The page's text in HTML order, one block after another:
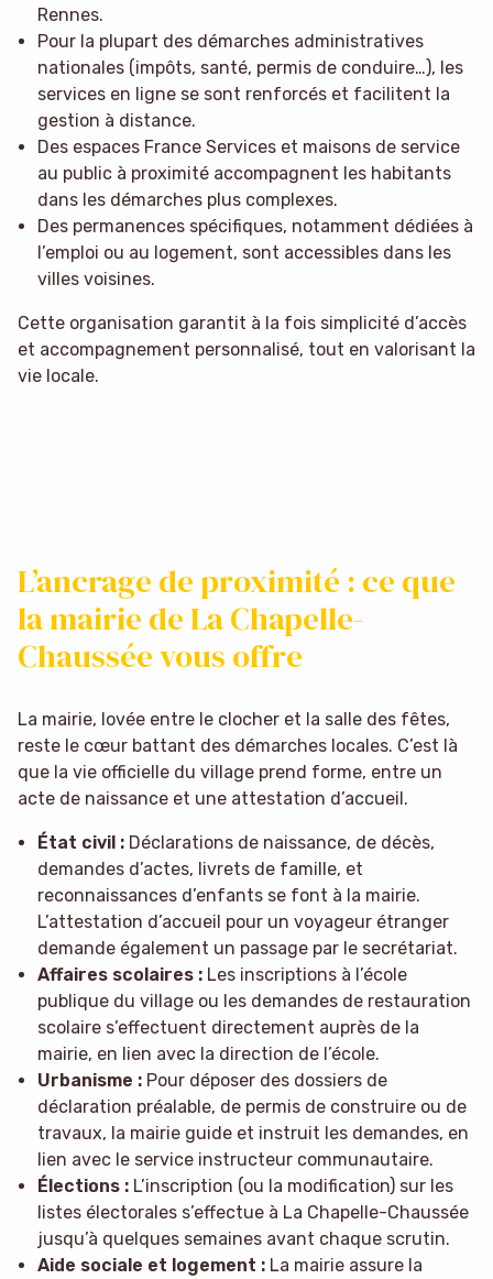
Rennes.
Pour la plupart des démarches administratives
nationales (impôts, santé, permis de conduire…), les
services en ligne se sont renforcés et facilitent la
gestion à distance.
Des espaces France Services et maisons de service
au public à proximité accompagnent les habitants
dans les démarches plus complexes.
Des permanences spécifiques, notamment dédiées à
l’emploi ou au logement, sont accessibles dans les
villes voisines.
Cette organisation garantit à la fois simplicité d’accès
et accompagnement personnalisé, tout en valorisant la
vie locale.
L’ancrage de proximité : ce que
la mairie de La Chapelle-
Chaussée vous offre
La mairie, lovée entre le clocher et la salle des fêtes,
reste le cœur battant des démarches locales. C’est là
que la vie officielle du village prend forme, entre un
acte de naissance et une attestation d’accueil.
État civil :Déclarations de naissance, de décès,
demandes d’actes, livrets de famille, et
reconnaissances d’enfants se font à la mairie.
L’attestation d’accueil pour un voyageur étranger
demande également un passage par le secrétariat.
Affaires scolaires :Les inscriptions à l’école
publique du village ou les demandes de restauration
scolaire s’effectuent directement auprès de la
mairie, en lien avec la direction de l’école.
Urbanisme :Pour déposer des dossiers de
déclaration préalable, de permis de construire ou de
travaux, la mairie guide et instruit les demandes, en
lien avec le service instructeur communautaire.
Élections :L’inscription (ou la modification) sur les
listes électorales s’effectue à La Chapelle-Chaussée
jusqu’à quelques semaines avant chaque scrutin.
Aide sociale et logement :La mairie assure la